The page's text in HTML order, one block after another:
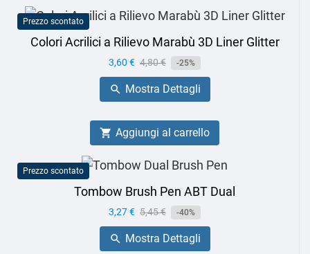
Prezzo scontato
Colori Acrilici a Rilievo Marabù 3D Liner Glitter
Prezzo
3,60 € Prezzo
base
4,80 € -25%
 Mostra Dettagli
 Aggiungi al carrello
Prezzo scontato
Tombow Brush Pen ABT Dual
Prezzo
3,27 € Prezzo
base
5,45 € -40%
 Mostra Dettagli